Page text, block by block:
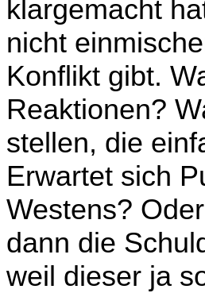
klargemacht
nicht
Konflikt gibt.
Reaktionen?
stellen, die
Erwartet sich
Westens?
dann die
weil dieser ja